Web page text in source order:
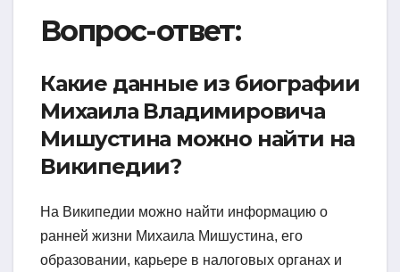
Вопрос-ответ:
Какие данные из биографии
Михаила Владимировича
Мишустина можно найти на
Википедии?
На Википедии можно найти информацию о
ранней жизни Михаила Мишустина, его
образовании, карьере в налоговых органах и